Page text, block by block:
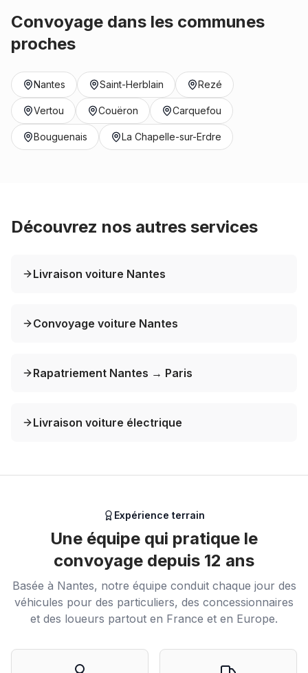
Convoyage dans les communes
proches
Nantes Saint-Herblain Rezé
Vertou Couëron Carquefou
Bouguenais La Chapelle-sur-Erdre
Découvrez nos autres services
Livraison voiture Nantes
Convoyage voiture Nantes
Rapatriement Nantes → Paris
Livraison voiture électrique
Expérience terrain
Une équipe qui pratique le
convoyage depuis 12 ans
Basée à Nantes, notre équipe conduit chaque jour des
véhicules pour des particuliers, des concessionnaires
et des loueurs partout en France et en Europe.